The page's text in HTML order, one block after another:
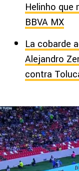
Helinho que
BBVA MX
La cobarde
Alejandro
contra